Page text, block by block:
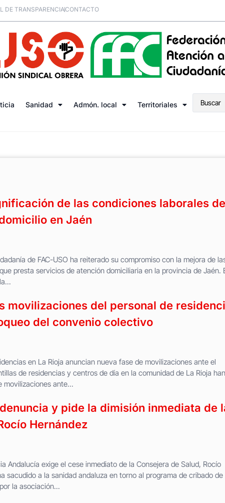
DE TRANSPARENCIACONTACTO
Sanidad Admón. local Territoriales
de las condiciones laborales
en Jaén
de FAC-USO ha reiterado su compromiso con la mejora de
presta servicios de atención domiciliaria en la provincia de Jaén.
movilizaciones del personal de
del convenio colectivo
en La Rioja anuncian nueva fase de movilizaciones ante el
de residencias y centros de día en la comunidad de La Rioja han
movilizaciones ante...
y pide la dimisión inmediata de
Hernández
Andalucía exige el cese inmediato de la Consejera de Salud, Rocío
sacudido a la sanidad andaluza en torno al programa de cribado de
la asociación...